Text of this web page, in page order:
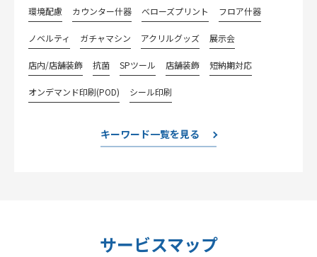
環境配慮 カウンター什器 べローズプリント フロア什器
ノベルティ ガチャマシン アクリルグッズ 展示会
店内/店舗装飾 抗菌 SPツール 店舗装飾 短納期対応
オンデマンド印刷(POD) シール印刷
キーワード一覧を見る
サービスマップ